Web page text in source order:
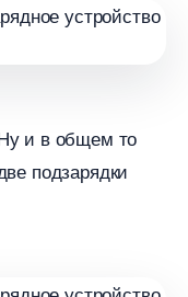
и в общем то
подзарядки